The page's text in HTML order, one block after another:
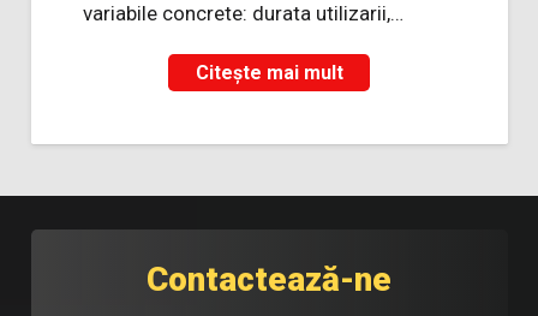
variabile concrete: durata utilizarii,…
Citește mai mult
Contactează-ne